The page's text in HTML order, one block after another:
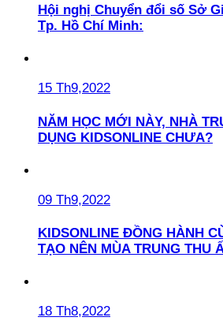
Hội nghị Chuyển đổi số Sở
Tp. Hồ Chí Minh:
15 Th9,2022
NĂM HỌC MỚI NÀY, NHÀ
DỤNG KIDSONLINE CHƯA?
09 Th9,2022
KIDSONLINE ĐỒNG HÀNH
TẠO NÊN MÙA TRUNG THU
18 Th8,2022